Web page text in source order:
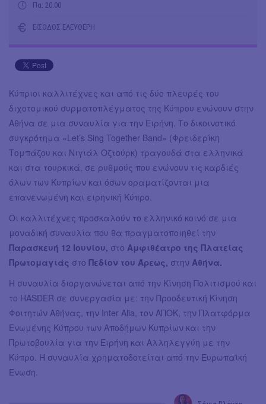
Πα: 20.00
ΕΙΣΟΔΟΣ ΕΛΕΥΘΕΡΗ
Κύπριοι καλλιτέχνες και από τις δύο πλευρές του
διχοτομικού συρματοπλέγματος της Κύπρου ενώνουν στην
Αθήνα σε μια συναυλία για την Ειρήνη. Το δικοινοτικό
συγκρότημα «Let’s Sing Together Band» (Φρειδερίκη
Τομπάζου και Νιγιάλ Οζτούρκ) τραγουδά στα ελληνικά
και στα τουρκικά, σε ρυθμούς που ενώνουν τις καρδιές
όλων των Κυπρίων και όσων οραματίζονται μια
επανενωμένη και ειρηνική Κύπρο.
Οι καλλιτέχνες προσκαλούν το ελληνικό κοινό σε μια
μοναδική συναυλία που θα πραγματοποιηθεί την
Παρασκευή 12 Ιουνίου, στο Αμφιθέατρο της Πλατείας
Πρωτομαγιάς στο Πεδίον του Άρεως, στην Αθήνα.
Η συναυλία διοργανώνεται από την Κίνηση Πολιτισμού και
το HASDER σε συνεργασία με: την Προοδευτική Κίνηση
Φοιτητών Αθήνας, την Inter Alia, τον ΑΠΟΚ, την Πλατφόρμα
Ενωμένης Κύπρου των Αποδήμων Κυπρίων και την
Πρωτοβουλία για την Ειρήνη και Αλληλεγγύη με την
Κύπρο. Η συναυλία χρηματοδοτείται από την Ευρωπαϊκή
Ένωση.